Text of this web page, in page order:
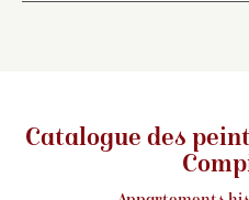
Catalogue des